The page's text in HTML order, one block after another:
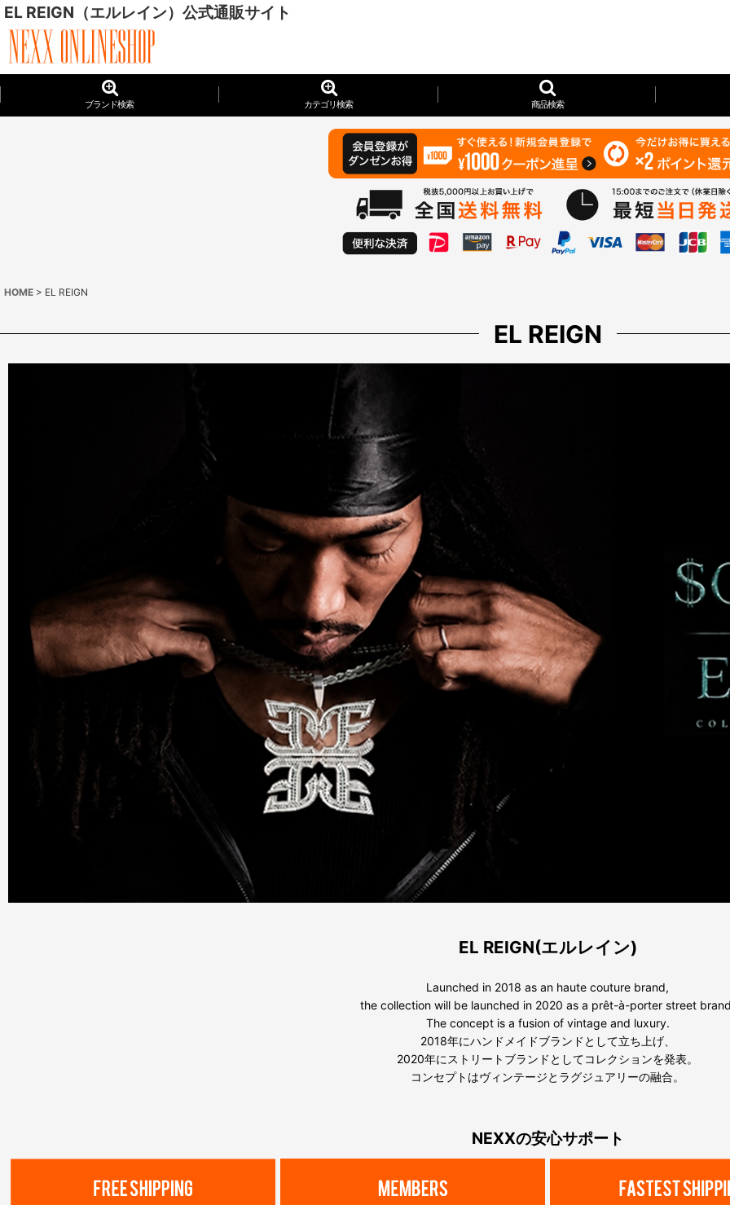
EL REIGN（エルレイン）公式通販サイト
ブランド検索 カテゴリ検索 商品検索
HOME > EL REIGN
EL REIGN
EL REIGN(エルレイン)
Launched in 2018 as an haute couture brand,
the collection will be launched in 2020 as a prêt-à-porter street
The concept is a fusion of vintage and luxury.
2018年にハンドメイドブランドとして立ち上げ、
2020年にストリートブランドとしてコレクションを発表。
コンセプトはヴィンテージとラグジュアリーの融合。
NEXXの安心サポート